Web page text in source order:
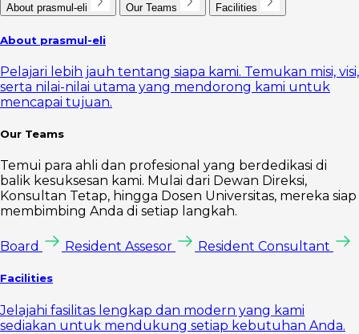
About prasmul-eli Our Teams Facilities
About prasmul-eli
Pelajari lebih jauh tentang siapa kami. Temukan misi, visi,
serta nilai-nilai utama yang mendorong kami untuk
mencapai tujuan.
Our Teams
Temui para ahli dan profesional yang berdedikasi di
balik kesuksesan kami. Mulai dari Dewan Direksi,
Konsultan Tetap, hingga Dosen Universitas, mereka siap
membimbing Anda di setiap langkah.
Board Resident Assesor Resident Consultant
Facilities
Jelajahi fasilitas lengkap dan modern yang kami
sediakan untuk mendukung setiap kebutuhan Anda.